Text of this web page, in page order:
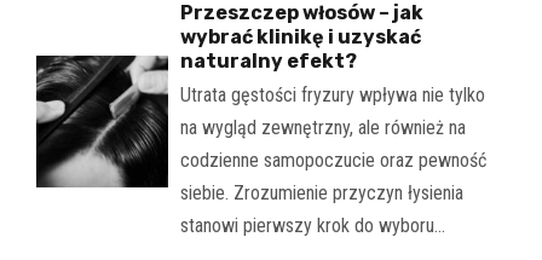
Przeszczep włosów – jak
wybrać klinikę i uzyskać
naturalny efekt?
Utrata gęstości fryzury wpływa nie tylko
na wygląd zewnętrzny, ale również na
codzienne samopoczucie oraz pewność
siebie. Zrozumienie przyczyn łysienia
stanowi pierwszy krok do wyboru…